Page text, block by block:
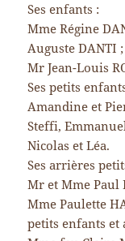
Ses enfants :
Mme Régine
Auguste DANTI ;
Mr Jean-Louis
Ses petits
Amandine et
Steffi,
Nicolas et Léa.
Ses arrières
Mr et Mme Paul
Mme Paulette
petits enfants et